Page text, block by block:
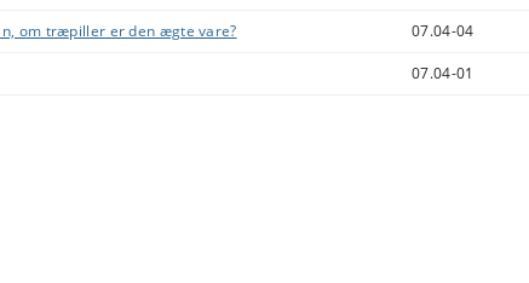
om træpiller er den ægte vare? 07.04-04
07.04-01